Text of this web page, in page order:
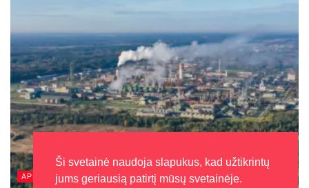
APLINKA
Ši svetainė naudoja slapukus, kad užtikrintų
jums geriausią patirtį mūsų svetainėje.